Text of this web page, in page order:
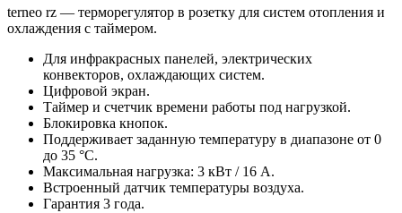
terneo rz — терморегулятор в розетку для систем отопления и
охлаждения с таймером.
Для инфракрасных панелей, электрических
конвекторов, охлаждающих систем.
Цифровой экран.
Таймер и счетчик времени работы под нагрузкой.
Блокировка кнопок.
Поддерживает заданную температуру в диапазоне от 0
до 35 °С.
Максимальная нагрузка: 3 кВт / 16 А.
Встроенный датчик температуры воздуха.
Гарантия 3 года.